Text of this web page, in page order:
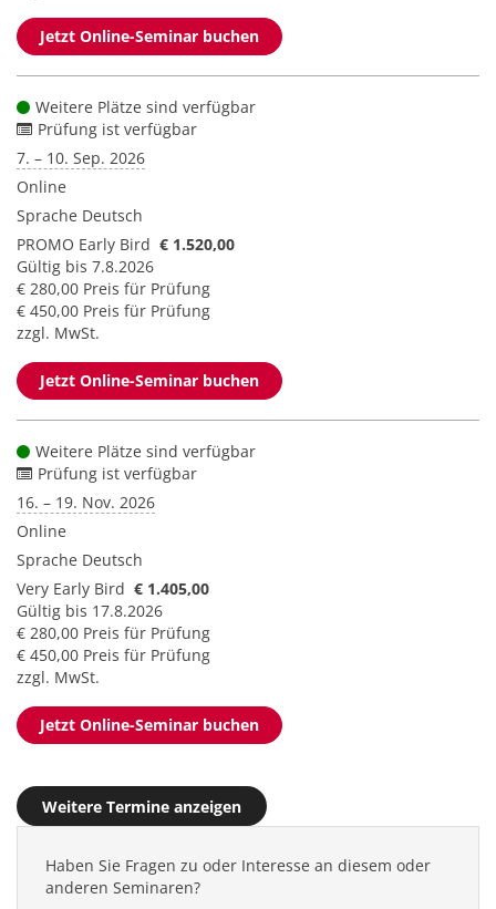
Jetzt Online-Seminar buchen
Weitere Plätze sind verfügbar
Prüfung ist verfügbar
7. – 10. Sep. 2026
Online
Sprache Deutsch
PROMO Early Bird € 1.520,00
Gültig bis 7.8.2026
€ 280,00 Preis für Prüfung
€ 450,00 Preis für Prüfung
zzgl. MwSt.
Jetzt Online-Seminar buchen
Weitere Plätze sind verfügbar
Prüfung ist verfügbar
16. – 19. Nov. 2026
Online
Sprache Deutsch
Very Early Bird € 1.405,00
Gültig bis 17.8.2026
€ 280,00 Preis für Prüfung
€ 450,00 Preis für Prüfung
zzgl. MwSt.
Jetzt Online-Seminar buchen
Weitere Termine anzeigen
Haben Sie Fragen zu oder Interesse an diesem oder
anderen Seminaren?